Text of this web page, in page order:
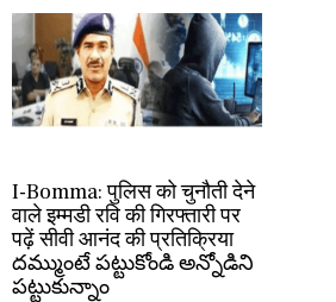
I-Bomma: पुलिस को चुनौती देने
वाले इम्मडी रवि की गिरफ्तारी पर
पढ़ें सीवी आनंद की प्रतिक्रिया
దమ్ముంటే పట్టుకోండి అన్నోడిని
పట్టుకున్నాం